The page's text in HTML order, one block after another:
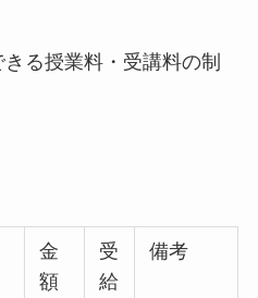
る授業料・受講料の制
金
額
受
給
備考